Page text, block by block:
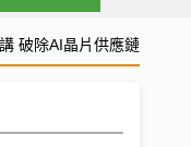
破除AI晶片供應鏈